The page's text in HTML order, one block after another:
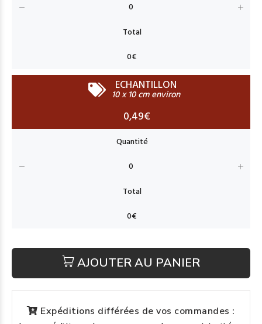
ECHANTILLON
10 x 10 cm environ
0,49€
AJOUTER AU PANIER
Expéditions différées de vos commandes :